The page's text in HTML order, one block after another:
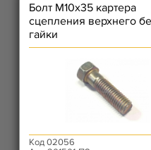
Болт М10х35 картера
сцепления верхнего
гайки
Код 02056